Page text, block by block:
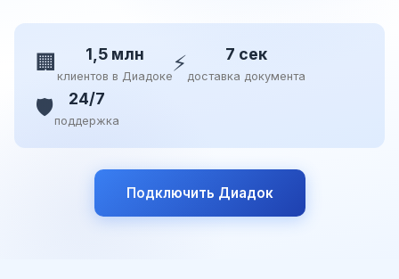
🏢 1,5 млн
клиентов в Диадоке⚡ 7 сек
доставка документа
🛡️ 24/7
поддержка
Подключить Диадок